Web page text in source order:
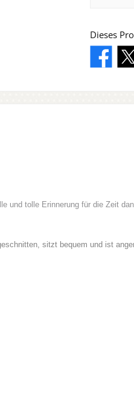
Dieses
tolle Erinnerung für die Zeit
sitzt bequem und ist